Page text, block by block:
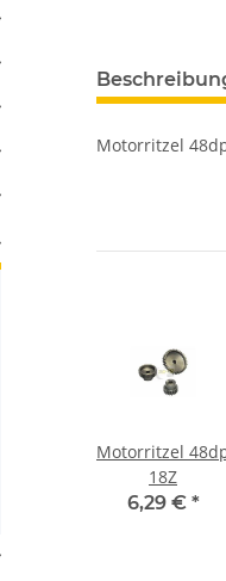
Motorritzel
Motorritzel
18Z
6,29 € *